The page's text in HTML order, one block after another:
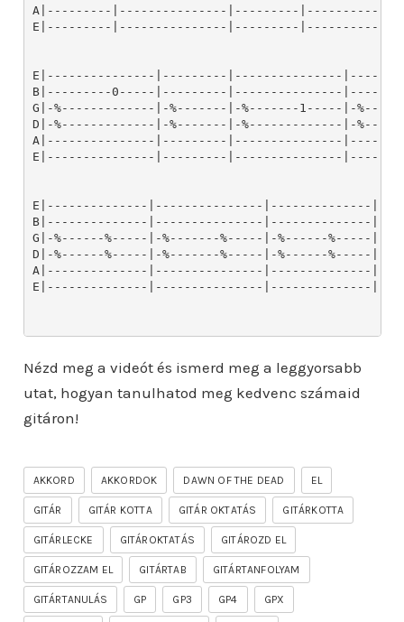
Nézd meg a videót és ismerd meg a leggyorsabb
utat, hogyan tanulhatod meg kedvenc számaid
gitáron!
AKKORD AKKORDOK DAWN OF THE DEAD EL
GITÁR GITÁR KOTTA GITÁR OKTATÁS GITÁRKOTTA
GITÁRLECKE GITÁROKTATÁS GITÁROZD EL
GITÁROZZAM EL GITÁRTAB GITÁRTANFOLYAM
GITÁRTANULÁS GP GP3 GP4 GPX